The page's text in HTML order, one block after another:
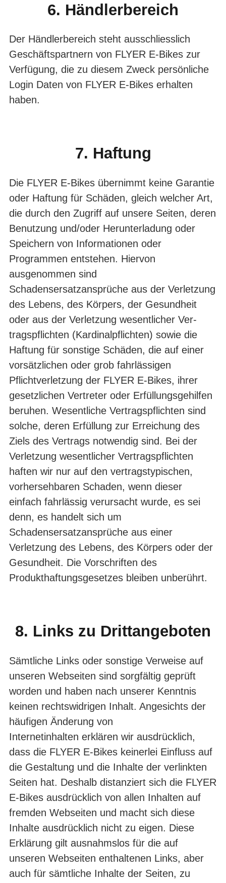
6. Händlerbereich
Der Händlerbereich steht ausschliesslich
Geschäftspartnern von FLYER E-Bikes zur
Verfügung, die zu diesem Zweck persönliche
Login Daten von FLYER E-Bikes er­halten
haben.
7. Haftung
Die FLYER E-Bikes übernimmt keine Garantie
oder Haftung für Schäden, gleich welcher Art,
die durch den Zugriff auf unsere Seiten, deren
Benutzung und/oder Herunterladung oder
Speichern von Informationen oder
Programmen entstehen. Hiervon
ausgenommen sind
Schadensersatzansprüche aus der Verletzung
des Lebens, des Körpers, der Gesundheit
oder aus der Verletzung wesentlicher Ver­
tragspflichten (Kardinalpflichten) sowie die
Haftung für sonstige Schäden, die auf einer
vorsätzlichen oder grob fahrlässigen
Pflichtverletzung der FLYER E-Bikes, ihrer
gesetzlichen Vertreter oder Erfüllungsgehilfen
beruhen. Wesentliche Ver­tragspflichten sind
solche, deren Erfüllung zur Erreichung des
Ziels des Vertrags notwendig sind. Bei der
Verletzung wesentlicher Vertragspflichten
haften wir nur auf den vertragstypischen,
vorhersehbaren Schaden, wenn dieser
einfach fahrlässig verursacht wurde, es sei
denn, es handelt sich um
Schadensersatzansprüche aus einer
Verletzung des Lebens, des Körpers oder der
Gesundheit. Die Vorschriften des
Produkthaftungsgesetzes bleiben unberührt.
8. Links zu Drittangeboten
Sämtliche Links oder sonstige Verweise auf
unseren Webseiten sind sorgfältig ge­prüft
worden und haben nach unserer Kenntnis
keinen rechtswidrigen Inhalt. Ange­sichts der
häufigen Änderung von
Internetinhalten erklären wir ausdrücklich,
dass die FLYER E-Bikes keinerlei Einfluss auf
die Gestaltung und die Inhalte der verlink­ten
Seiten hat. Deshalb distanziert sich die FLYER
E-Bikes ausdrücklich von al­len Inhalten auf
fremden Webseiten und macht sich diese
Inhalte ausdrücklich nicht zu eigen. Diese
Erklärung gilt ausnahmslos für die auf
unseren Webseiten enthaltenen Links, aber
auch für sämtliche Inhalte der Seiten, zu